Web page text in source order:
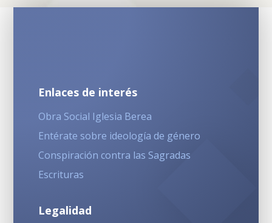
Enlaces de interés
Obra Social Iglesia Berea
Entérate sobre ideología de género
Conspiración contra las Sagradas
Escrituras
Legalidad